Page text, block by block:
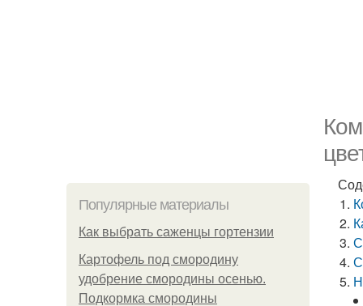
Популярные материалы
Как выбрать саженцы гортензии
Картофель под смородину
удобрение смородины осенью.
Подкормка смородины